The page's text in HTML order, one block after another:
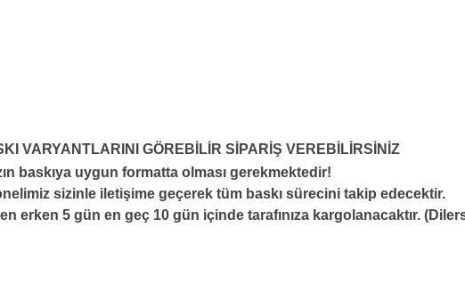
VARYANTLARINI GÖREBİLİR SİPARİŞ VEREBİLİRSİNİZ
baskıya uygun formatta olması gerekmektedir!
sizinle iletişime geçerek tüm baskı sürecini takip edecektir.
erken 5 gün en geç 10 gün içinde tarafınıza kargolanacaktır.